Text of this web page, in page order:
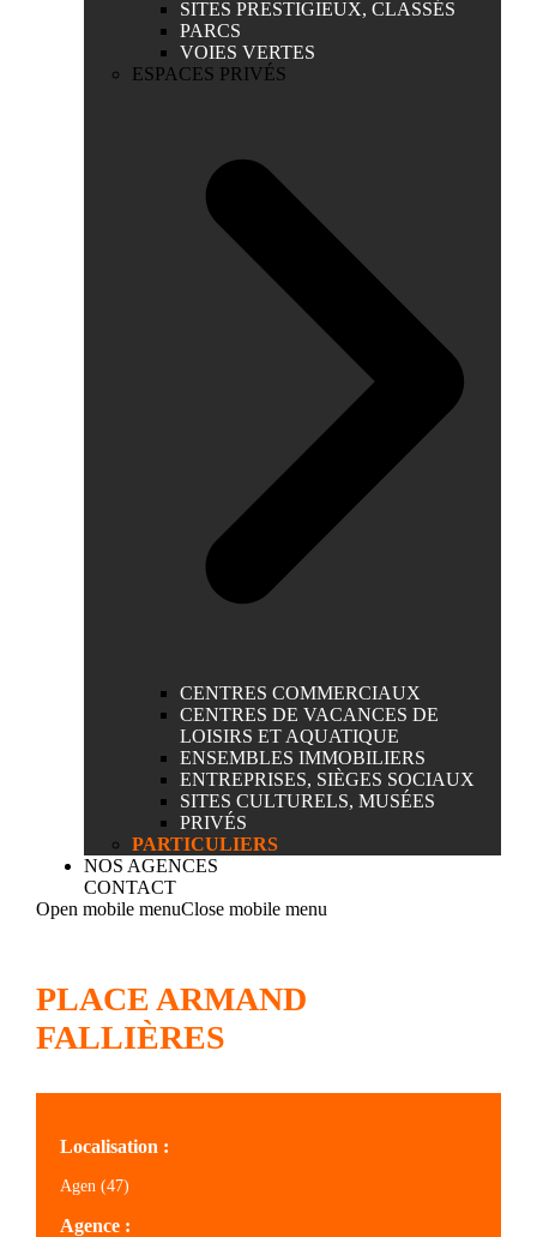
SITES PRESTIGIEUX, CLASSÉS
PARCS
VOIES VERTES
ESPACES PRIVÉS
CENTRES COMMERCIAUX
CENTRES DE VACANCES DE
LOISIRS ET AQUATIQUE
ENSEMBLES IMMOBILIERS
ENTREPRISES, SIÈGES SOCIAUX
SITES CULTURELS, MUSÉES
PRIVÉS
PARTICULIERS
NOS AGENCES
CONTACT
Open mobile menuClose mobile menu
PLACE ARMAND
FALLIÈRES
Localisation :
Agen (47)
Agence :